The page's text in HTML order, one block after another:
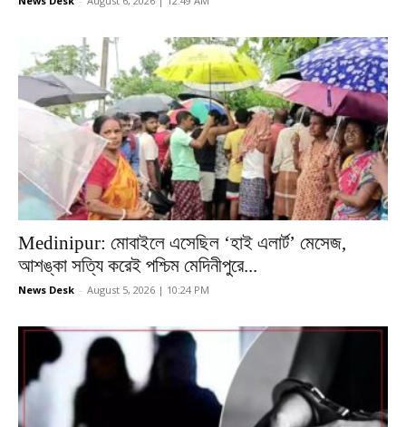
Medinipur: মোবাইলে এসেছিল ‘হাই এলার্ট’ মেসেজ,
আশঙ্কা সত্যি করেই পশ্চিম মেদিনীপুরে...
News Desk - August 5, 2026 | 10:24 PM